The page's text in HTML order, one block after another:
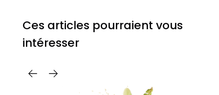
Ces articles pourraient vous
intéresser